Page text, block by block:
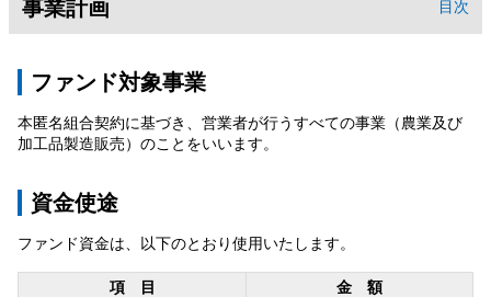
事業計画 目次
ファンド対象事業
本匿名組合契約に基づき、営業者が行うすべての事業（農業及び
加工品製造販売）のことをいいます。
資金使途
ファンド資金は、以下のとおり使用いたします。
項 目
金 額